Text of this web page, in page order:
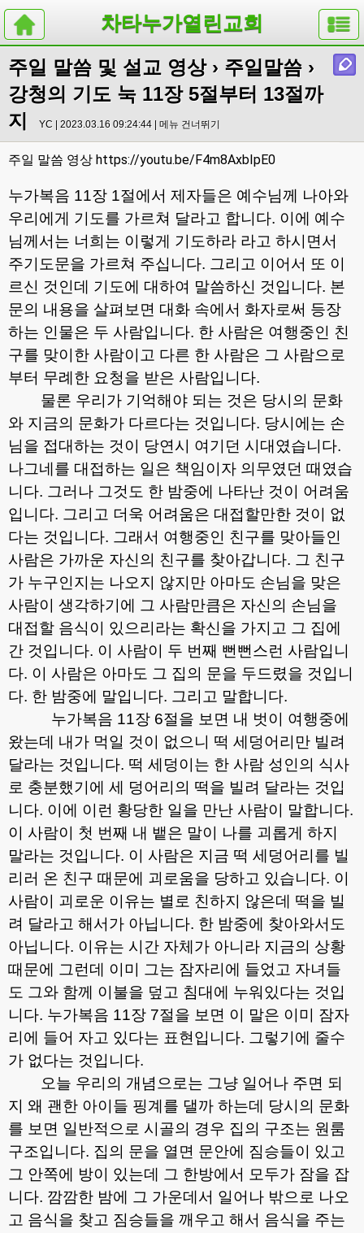
차타누가열린교회
주일 말씀 및 설교 영상› 주일말씀 ›
강청의 기도 눅 11장 5절부터 13절까
지
YC | 2023.03.16 09:24:44 | 메뉴 건너뛰기
주일 말씀 영상 https://youtu.be/F4m8AxbIpE0
누가복음 11장 1절에서 제자들은 예수님께 나아와
우리에게 기도를 가르쳐 달라고 합니다. 이에 예수
님께서는 너희는 이렇게 기도하라 라고 하시면서
주기도문을 가르쳐 주십니다. 그리고 이어서 또 이
르신 것인데 기도에 대하여 말씀하신 것입니다. 본
문의 내용을 살펴보면 대화 속에서 화자로써 등장
하는 인물은 두 사람입니다. 한 사람은 여행중인 친
구를 맞이한 사람이고 다른 한 사람은 그 사람으로
부터 무례한 요청을 받은 사람입니다.
물론 우리가 기억해야 되는 것은 당시의 문화
와 지금의 문화가 다르다는 것입니다. 당시에는 손
님을 접대하는 것이 당연시 여기던 시대였습니다.
나그네를 대접하는 일은 책임이자 의무였던 때였습
니다. 그러나 그것도 한 밤중에 나타난 것이 어려움
입니다. 그리고 더욱 어려움은 대접할만한 것이 없
다는 것입니다. 그래서 여행중인 친구를 맞아들인
사람은 가까운 자신의 친구를 찾아갑니다. 그 친구
가 누구인지는 나오지 않지만 아마도 손님을 맞은
사람이 생각하기에 그 사람만큼은 자신의 손님을
대접할 음식이 있으리라는 확신을 가지고 그 집에
간 것입니다. 이 사람이 두 번째 뻔뻔스런 사람입니
다. 이 사람은 아마도 그 집의 문을 두드렸을 것입니
다. 한 밤중에 말입니다. 그리고 말합니다.
누가복음 11장 6절을 보면 내 벗이 여행중에
왔는데 내가 먹일 것이 없으니 떡 세덩어리만 빌려
달라는 것입니다. 떡 세덩이는 한 사람 성인의 식사
로 충분했기에 세 덩어리의 떡을 빌려 달라는 것입
니다. 이에 이런 황당한 일을 만난 사람이 말합니다.
이 사람이 첫 번째 내 뱉은 말이 나를 괴롭게 하지
말라는 것입니다. 이 사람은 지금 떡 세덩어리를 빌
리러 온 친구 때문에 괴로움을 당하고 있습니다. 이
사람이 괴로운 이유는 별로 친하지 않은데 떡을 빌
려 달라고 해서가 아닙니다. 한 밤중에 찾아와서도
아닙니다. 이유는 시간 자체가 아니라 지금의 상황
때문에 그런데 이미 그는 잠자리에 들었고 자녀들
도 그와 함께 이불을 덮고 침대에 누워있다는 것입
니다. 누가복음 11장 7절을 보면 이 말은 이미 잠자
리에 들어 자고 있다는 표현입니다. 그렇기에 줄수
가 없다는 것입니다.
오늘 우리의 개념으로는 그냥 일어나 주면 되
지 왜 괜한 아이들 핑계를 댈까 하는데 당시의 문화
를 보면 일반적으로 시골의 경우 집의 구조는 원룸
구조입니다. 집의 문을 열면 문안에 짐승들이 있고
그 안쪽에 방이 있는데 그 한방에서 모두가 잠을 잡
니다. 깜깜한 밤에 그 가운데서 일어나 밖으로 나오
고 음식을 찾고 짐승들을 깨우고 해서 음식을 주는